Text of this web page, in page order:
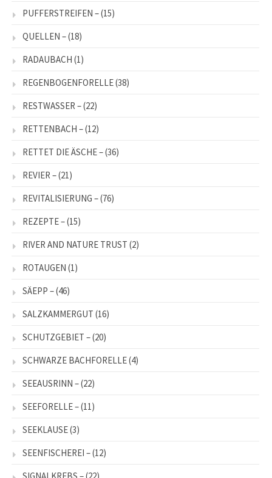
PUFFERSTREIFEN –(15)
QUELLEN –(18)
RADAUBACH (1)
REGENBOGENFORELLE(38)
RESTWASSER –(22)
RETTENBACH –(12)
RETTET DIE ÄSCHE –(36)
REVIER –(21)
REVITALISIERUNG –(76)
REZEPTE –(15)
RIVER AND NATURE TRUST (2)
ROTAUGEN (1)
SÄEPP –(46)
SALZKAMMERGUT (16)
SCHUTZGEBIET –(20)
SCHWARZE BACHFORELLE(4)
SEEAUSRINN –(22)
SEEFORELLE –(11)
SEEKLAUSE(3)
SEENFISCHEREI –(12)